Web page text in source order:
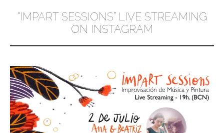
“IMPART SESSIONS” LIVE STREAMING
ON INSTAGRAM